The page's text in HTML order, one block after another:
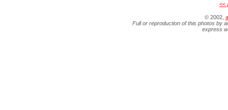
<<
© 2002,
Full or reproduction of this photos by
express